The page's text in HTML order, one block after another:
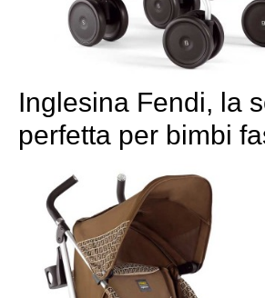
Inglesina Fendi, la
perfetta per bimbi